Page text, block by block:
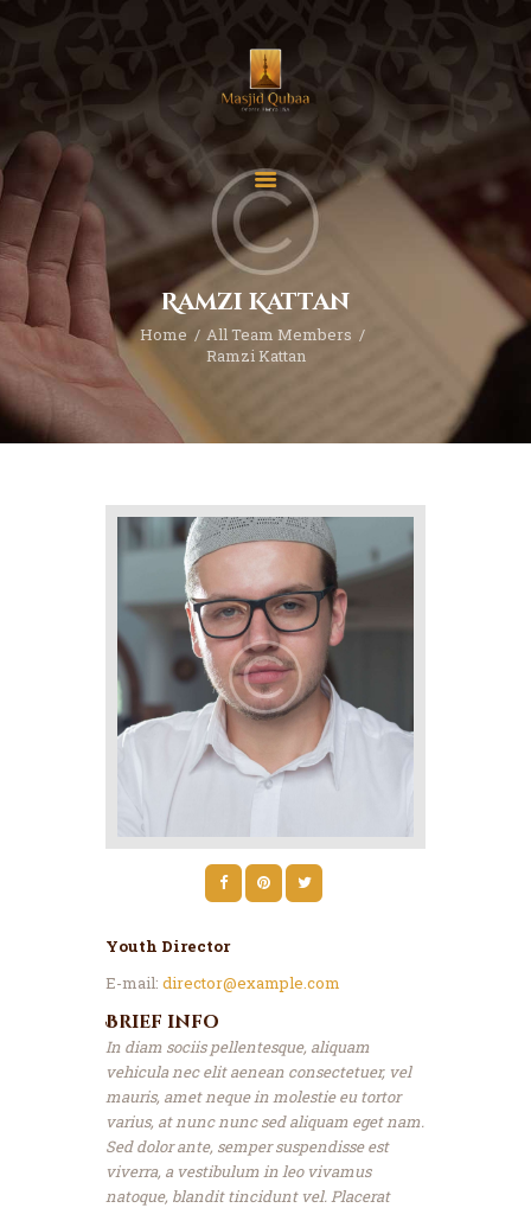
Ramzi Kattan
Home
All Team Members
Ramzi Kattan
Home
Donate
Contact
About
Events
Classes
Youth Director
E-mail: director@example.com
Brief info
In diam sociis pellentesque, aliquam
vehicula nec elit aenean consectetuer, vel
mauris, amet neque in molestie eu tortor
varius, at nunc nunc sed aliquam eget nam.
Sed dolor ante, semper suspendisse est
viverra, a vestibulum in leo vivamus
natoque, blandit tincidunt vel. Placerat